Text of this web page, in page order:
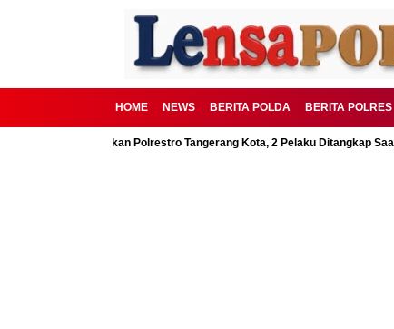
HOME NEWS BERITA POLDA BERITA POLRES
Digagalkan Polrestro Tangerang Kota, 2 Pelaku Ditangkap Saat Beraksi